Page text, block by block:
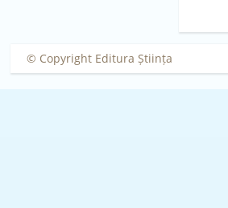
© Copyright Editura Știința